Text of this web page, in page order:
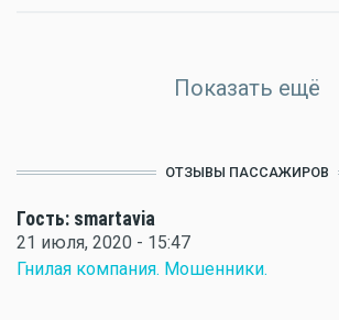
Показать ещё
ОТЗЫВЫ ПАССАЖИРОВ
Гость: smartavia
21 июля, 2020 - 15:47
Гнилая компания. Мошенники.